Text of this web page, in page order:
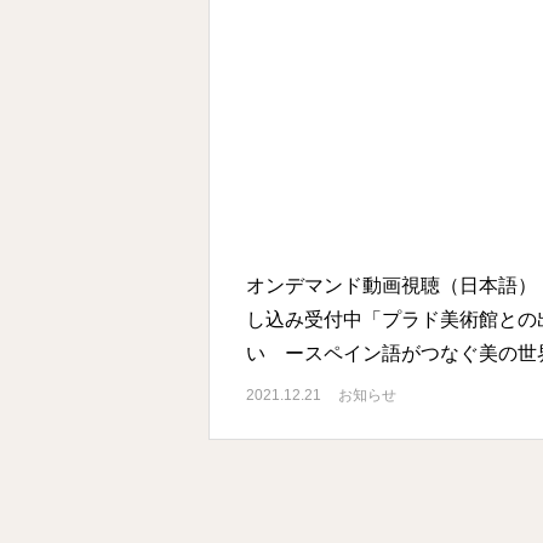
オンデマンド動画視聴（日本語
し込み受付中「プラド美術館との
い ースペイン語がつなぐ美の世
ー」Solicitud Video bajo
2021.12.21 お知らせ